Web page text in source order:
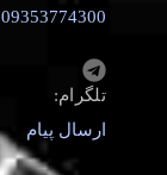
09353774300
تلگرام:
ارسال پیام